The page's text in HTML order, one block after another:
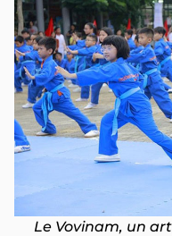
Le Vovinam, un